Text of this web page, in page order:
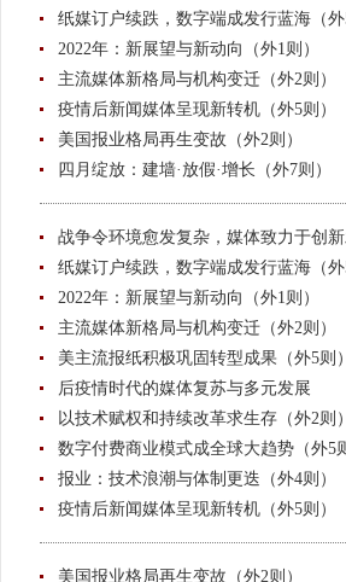
纸媒订户续跌，数字端成发行蓝海（外
2022年：新展望与新动向（外1则）
主流媒体新格局与机构变迁（外2则）
疫情后新闻媒体呈现新转机（外5则）
美国报业格局再生变故（外2则）
四月绽放：建墙·放假·增长（外7则）
战争令环境愈发复杂，媒体致力于创
纸媒订户续跌，数字端成发行蓝海（外
2022年：新展望与新动向（外1则）
主流媒体新格局与机构变迁（外2则）
美主流报纸积极巩固转型成果（外5则）
后疫情时代的媒体复苏与多元发展
以技术赋权和持续改革求生存（外2则）
数字付费商业模式成全球大趋势（外5
报业：技术浪潮与体制更迭（外4则）
疫情后新闻媒体呈现新转机（外5则）
美国报业格局再生变故（外2则）